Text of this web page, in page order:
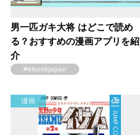
男一匹ガキ大将 はどこで読め
る？おすすめの漫画アプリを紹
介
#ebookjapan
漫画